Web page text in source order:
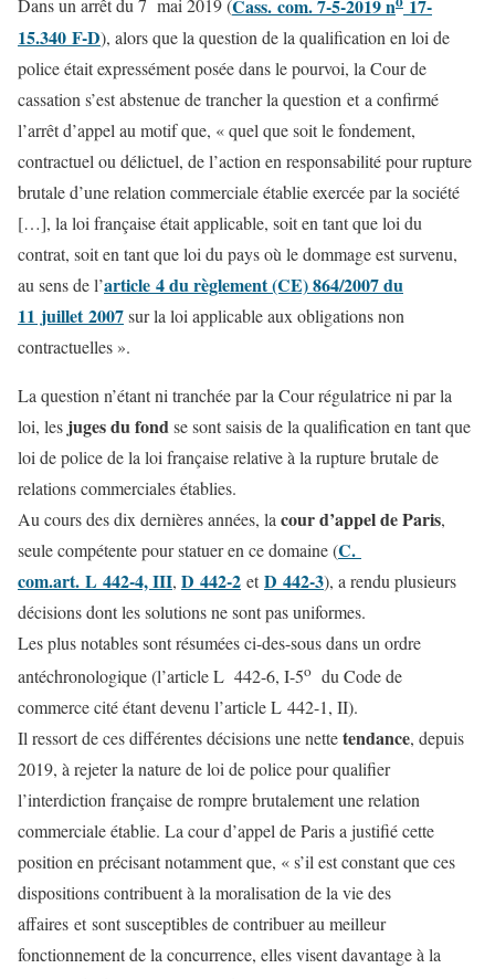
Dans un arrêt du 7 mai 2019 (Cass. com. 7-5-2019 n
17-
15.340 F-D), alors que la question de la qualification en loi de
police était expressément posée dans le pourvoi, la Cour de
cassation s’est abstenue de trancher la question et a confirmé
l’arrêt d’appel au motif que, « quel que soit le fondement,
contractuel ou délictuel, de l’action en responsabilité pour rupture
brutale d’une relation commerciale établie exercée par la société
[…], la loi française était applicable, soit en tant que loi du
contrat, soit en tant que loi du pays où le dommage est survenu,
au sens de l’article 4 du règlement (CE) 864/2007 du
11 juillet 2007sur la loi applicable aux obligations non
contractuelles ».
La question n’étant ni tranchée par la Cour régulatrice ni par la
loi, les juges du fond se sont saisis de la qualification en tant que
loi de police de la loi française relative à la rupture brutale de
relations commerciales établies.
Au cours des dix dernières années, la cour d’appel de Paris,
seule compétente pour statuer en ce domaine (C.
com.art. L 442-4, III, D 442-2 etD 442-3), a rendu plusieurs
décisions dont les solutions ne sont pas uniformes.
Les plus notables sont résumées ci-des-sous dans un ordre
antéchronologique (l’article L 442-6, I-5o du Code de
commerce cité étant devenu l’article L 442-1, II).
Il ressort de ces différentes décisions une nettetendance, depuis
2019, à rejeter la nature de loi de police pour qualifier
l’interdiction française de rompre brutalement une relation
commerciale établie. La cour d’appel de Paris a justifié cette
position en précisant notamment que, « s’il est constant que ces
dispositions contribuent à la moralisation de la vie des
affaires et sont susceptibles de contribuer au meilleur
fonctionnement de la concurrence, elles visent davantage à la